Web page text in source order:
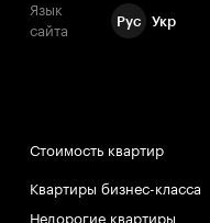
Язык
сайта
Рус Укр
Стоимость квартир
Квартиры бизнес-класса
Недорогие квартиры